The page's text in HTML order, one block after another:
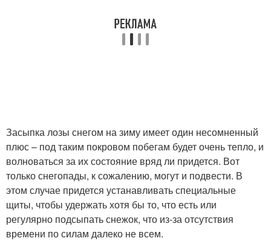
Засыпка лозы снегом на зиму имеет один несомненный
плюс – под таким покровом побегам будет очень тепло, и
волноваться за их состояние вряд ли придется. Вот
только снегопады, к сожалению, могут и подвести. В
этом случае придется устанавливать специальные
щиты, чтобы удержать хотя бы то, что есть или
регулярно подсыпать снежок, что из-за отсутствия
времени по силам далеко не всем.